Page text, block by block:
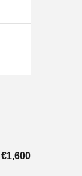
€1,600